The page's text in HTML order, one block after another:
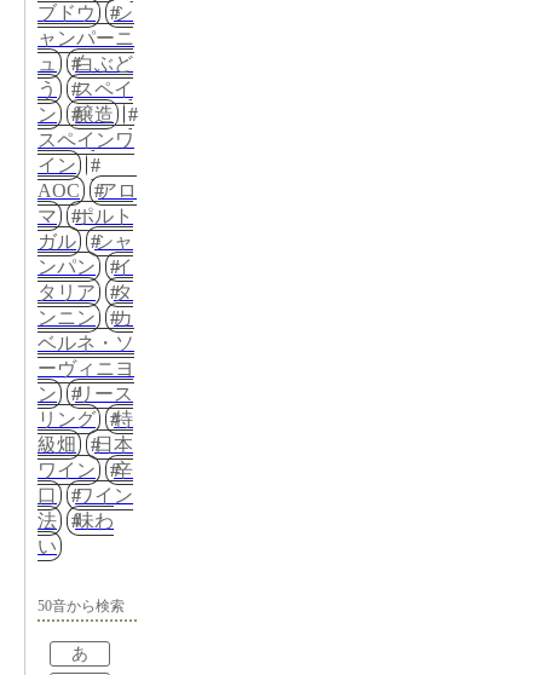
ブドウ
シ
ャンパーニ
ュ
白ぶど
う
スペイ
ン
醸造
スペインワ
イン
AOC
アロ
マ
ポルト
ガル
シャ
ンパン
イ
タリア
タ
ンニン
カ
ベルネ・ソ
ーヴィニヨ
ン
リース
リング
特
級畑
日本
ワイン
辛
口
ワイン
法
味わ
い
50音から検索
あ